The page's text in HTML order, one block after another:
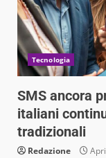
Tecnologia
SMS ancora
italiani
tradizionali
Redazione